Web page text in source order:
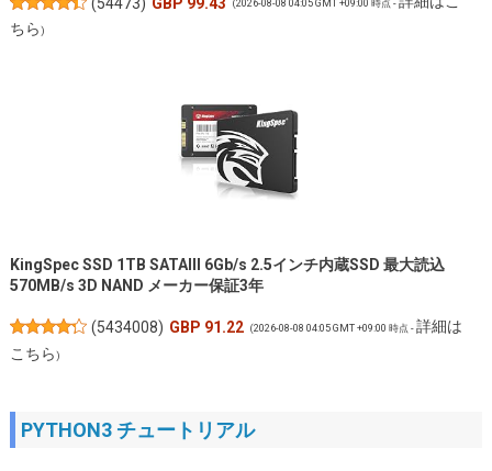
(2026-08-08 04:05 GMT +09:00 時点 -
ちら)
KingSpec SSD 1TB SATAIII 6Gb/s 2.5インチ内蔵SSD 最大読込
570MB/s 3D NAND メーカー保証3年
(5434008) GBP 91.22 (2026-08-08 04:05 GMT +09:00 時点 -詳細は
こちら)
PYTHON3 チュートリアル